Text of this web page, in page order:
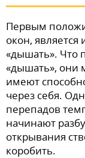
Первым
окон, является
«дышать». Что
«дышать», они
имеют
через себя.
перепадов
начинают
открывания
коробить.